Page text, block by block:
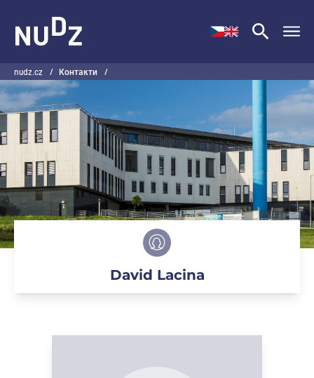
nudz.cz / Контакти /
David Lacina